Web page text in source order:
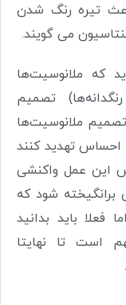
تیره رنگ شدن
می گویند.
که ملانوسیت‌ها
تصمیم
ملانوسیت‌ها
احساس تهدید کنند
این عمل واکنشی
برانگیخته شود که
فعلا باید بدانید
است تا نهایتا
.